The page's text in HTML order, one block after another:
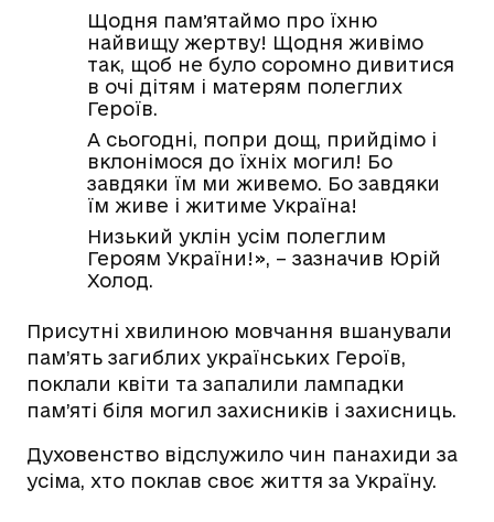
Щодня памʼятаймо про їхню
найвищу жертву! Щодня живімо
так, щоб не було соромно дивитися
в очі дітям і матерям полеглих
Героїв.
А сьогодні, попри дощ, прийдімо і
вклонімося до їхніх могил! Бо
завдяки їм ми живемо. Бо завдяки
їм живе і житиме Україна!
Низький уклін усім полеглим
Героям України! », – зазначив Юрій
Холод.
Присутні хвилиною мовчання вшанували
пам’ять загиблих українських Героїв,
поклали квіти та запалили лампадки
пам’яті біля могил захисників і захисниць.
Духовенство відслужило чин панахиди за
усіма, хто поклав своє життя за Україну.